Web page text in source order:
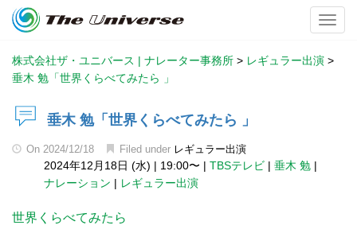
株式会社ザ・ユニバース | ナレーター事務所 > レギュラー出演 >
垂木 勉「世界くらべてみたら 」
垂木 勉「世界くらべてみたら 」
On 2024/12/18 Filed under レギュラー出演
2024年12月18日 (水) | 19:00〜 | TBSテレビ | 垂木 勉 |
ナレーション | レギュラー出演
世界くらべてみたら